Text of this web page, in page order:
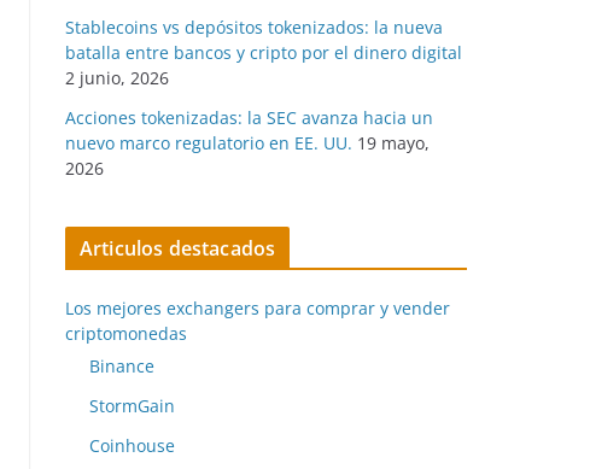
Stablecoins vs depósitos tokenizados: la nueva
batalla entre bancos y cripto por el dinero digital
2 junio, 2026
Acciones tokenizadas: la SEC avanza hacia un
nuevo marco regulatorio en EE. UU. 19 mayo,
2026
Articulos destacados
Los mejores exchangers para comprar y vender
criptomonedas
Binance
StormGain
Coinhouse